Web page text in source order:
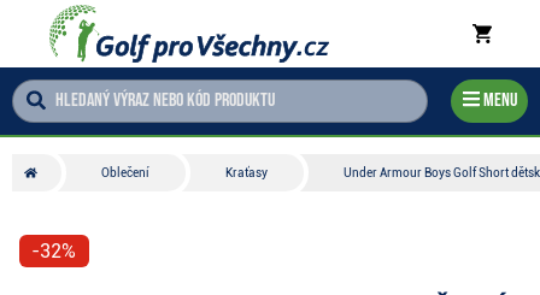
Menu
Oblečení Kraťasy Under Armour Boys Golf Short
-32%